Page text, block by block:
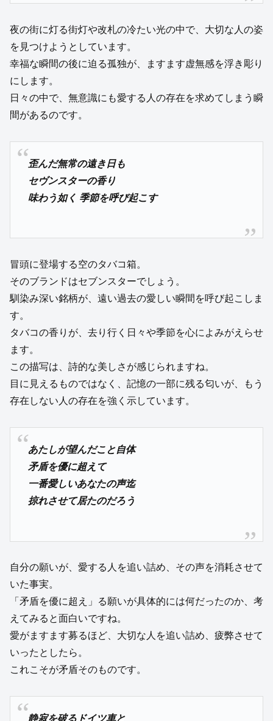
夜の街に灯る街灯や改札の冷たい光の中で、大切な人の姿
を見つけようとしています。
幸福な瞬間の後に迫る孤独が、ますます虚無感を浮き彫り
にします。
日々の中で、無意識にも愛する人の存在を求めてしまう瞬
間があるのです。
歪んだ無常の遠き日も
セヴンスターの香り
味わう如く 季節を呼び起こす
冒頭に登場する空のタバコ箱。
そのブランドはセブンスターでしょう。
馴染み深い銘柄が、遠い過去の愛しい瞬間を呼び起こしま
す。
タバコの香りが、去り行く日々や季節を心によみがえらせ
ます。
この描写は、詩的な美しさが感じられますね。
目に見えるものではなく、記憶の一部に残る匂いが、もう
存在しない人の存在を強く示しています。
あたしが望んだこと自体
矛盾を優に超えて
一番愛しいあなたの声迄
掠れさせて居たのだろう
自分の願いが、愛する人を追い詰め、その声を消耗させて
いた事実。
「矛盾を優に超え」る願いが具体的には何だったのか、考
えてみると面白いですね。
愛がますます募るほど、大切な人を追い詰め、疲弊させて
いったとしたら。
これこそが矛盾そのものです。
静寂を破るドイツ車と